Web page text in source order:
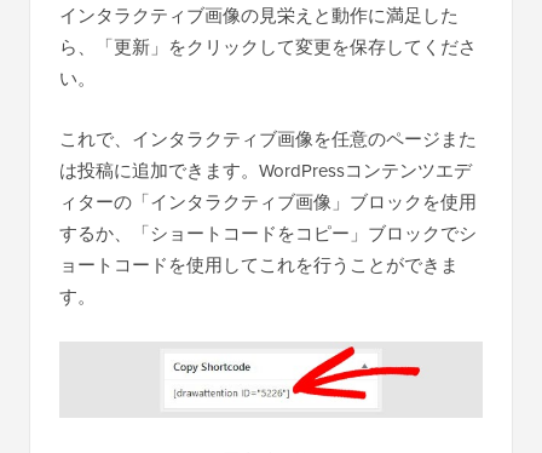
インタラクティブ画像の見栄えと動作に満足した
ら、「更新」をクリックして変更を保存してくださ
い。
これで、インタラクティブ画像を任意のページまた
は投稿に追加できます。WordPressコンテンツエデ
ィターの「インタラクティブ画像」ブロックを使用
するか、「ショートコードをコピー」ブロックでシ
ョートコードを使用してこれを行うことができま
す。